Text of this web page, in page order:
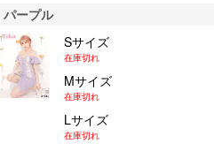
パープル
Sサイズ
在庫切れ
Mサイズ
在庫切れ
Lサイズ
在庫切れ